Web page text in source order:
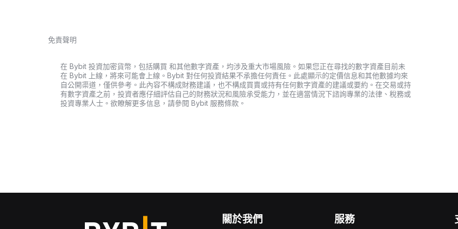
免責聲明
在 Bybit 投資加密貨幣，包括購買 和其他數字資產，均涉及重大市場風險。如果您正在尋找的數字資產目前未
在 Bybit 上線，將來可能會上線。Bybit 對任何投資結果不承擔任何責任。此處顯示的定價信息和其他數據均來
自公開渠道，僅供參考。此內容不構成財務建議，也不構成買賣或持有任何數字資產的建議或要約。在交易或持
有數字資產之前，投資者應仔細評估自己的財務狀況和風險承受能力，並在適當情況下諮詢專業的法律、稅務或
投資專業人士。欲瞭解更多信息，請參閱 Bybit 服務條款。
關於我們 服務